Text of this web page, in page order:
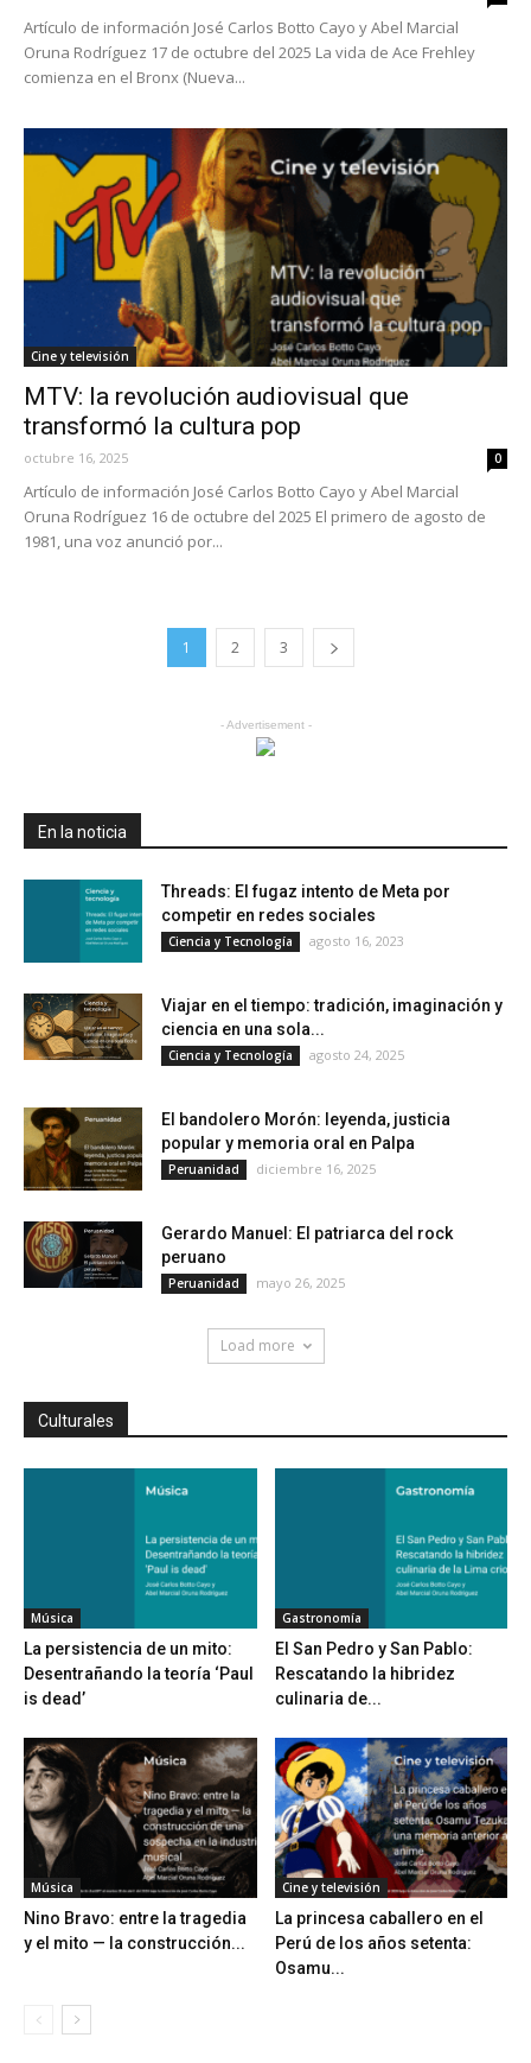
Artículo de información José Carlos Botto Cayo y Abel Marcial
Oruna Rodríguez 17 de octubre del 2025 La vida de Ace Frehley
comienza en el Bronx (Nueva...
Cine y televisión
MTV: la revolución audiovisual que
transformó la cultura pop
octubre 16, 2025 0
Artículo de información José Carlos Botto Cayo y Abel Marcial
Oruna Rodríguez 16 de octubre del 2025 El primero de agosto de
1981, una voz anunció por...
1 2 3
- Advertisement -
En la noticia
Threads: El fugaz intento de Meta por
competir en redes sociales
Ciencia y Tecnología agosto 16, 2023
Viajar en el tiempo: tradición, imaginación y
ciencia en una sola...
Ciencia y Tecnología agosto 24, 2025
El bandolero Morón: leyenda, justicia
popular y memoria oral en Palpa
Peruanidad diciembre 16, 2025
Gerardo Manuel: El patriarca del rock
peruano
Peruanidad mayo 26, 2025
Load more
Culturales
Música
La persistencia de un mito:
Desentrañando la teoría ‘Paul
is dead’
Gastronomía
El San Pedro y San Pablo:
Rescatando la hibridez
culinaria de...
Música
Nino Bravo: entre la tragedia
y el mito — la construcción...
Cine y televisión
La princesa caballero en el
Perú de los años setenta:
Osamu...